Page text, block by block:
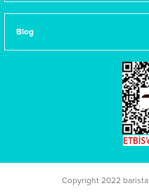
Blog
Copyright 2022